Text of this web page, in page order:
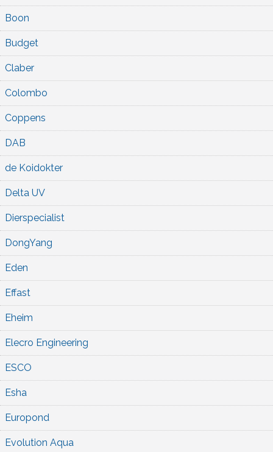
Boon
Budget
Claber
Colombo
Coppens
DAB
de Koidokter
Delta UV
Dierspecialist
DongYang
Eden
Effast
Eheim
Elecro Engineering
ESCO
Esha
Europond
Evolution Aqua